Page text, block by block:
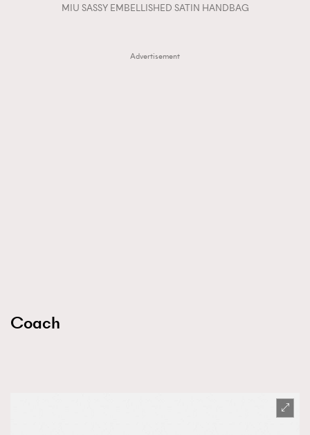
MIU SASSY EMBELLISHED SATIN HANDBAG
Advertisement
Coach